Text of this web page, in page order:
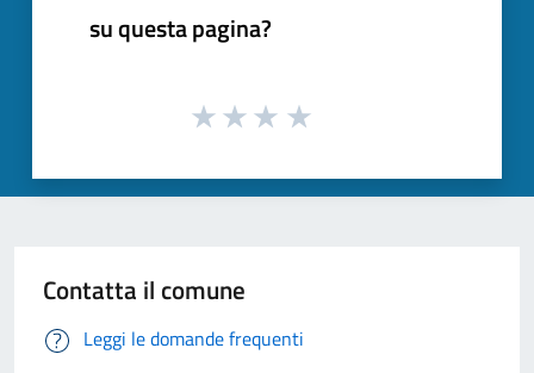
su questa pagina?
Contatta il comune
Leggi le domande frequenti